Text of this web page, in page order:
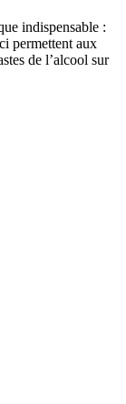
indispensable :
permettent aux
de l’alcool sur